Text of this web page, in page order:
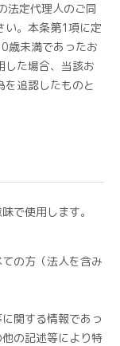
法定代理人のご同
い。本条第1項に定
歳未満であったお
した場合、当該お
を追認したものと
で使用します。
の方（法人を含み
関する情報であっ
の記述等により特